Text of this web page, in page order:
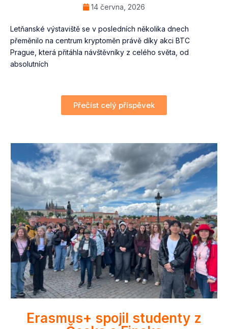
14 června, 2026
Letňanské výstaviště se v posledních několika dnech
přeměnilo na centrum kryptoměn právě díky akci BTC
Prague, která přitáhla návštěvníky z celého světa, od
absolutních
Přečíst celý příspěvek
Erasmus+ spojil studenty z